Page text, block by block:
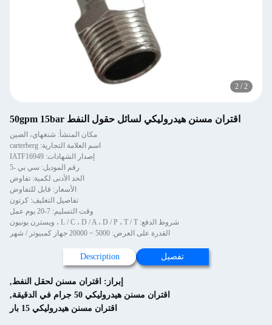
2 / 2
اقتران مسنن هيدروليكي لسائل حقول النفط 50gpm 15bar
مكان المنشأ: شنغهاي، الصين
اسم العلامة التجارية: carterberg
إصدار الشهادات: IATF16949
رقم الموديل: سي بي -5
الحد الأدنى لكمية: تفاوض
الأسعار: قابل للتفاوض
تفاصيل التغليف: كرتون
وقت التسليم: 7-20 يوم عمل
شروط الدفع: L / C ، D / A ، D / P ، T / T ، ويسترن يونيون
القدرة على العرض: 5000 ~ 20000 جهاز كمبيوتر / شهر
تفصيل Description
إبراز: اقتران مسنن لحقل النفط,
اقتران مسنن هيدروليكي 50 جرام في الدقيقة
,
اقتران مسنن هيدروليكي 15 بار